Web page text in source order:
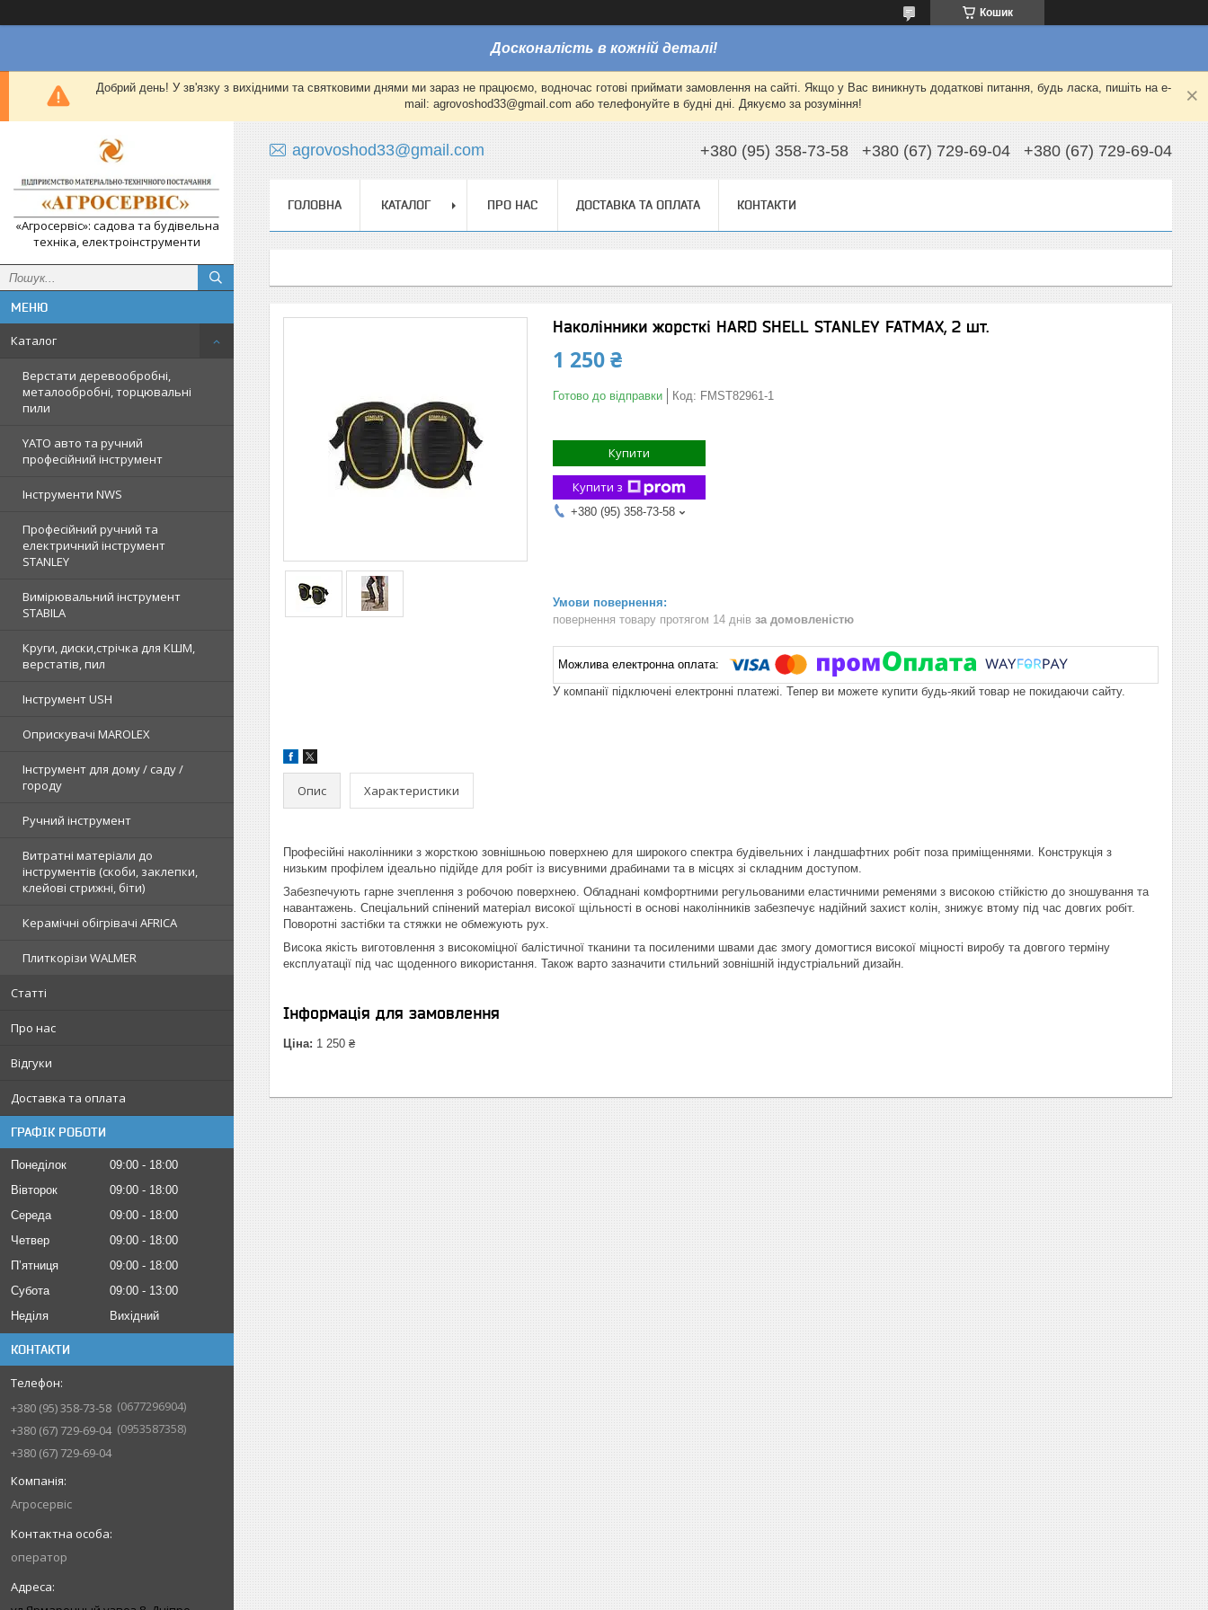
Кошик
Досконалість в кожній деталі!
Добрий день! У зв'язку з вихідними та святковими днями ми зараз не працюємо, водночас готові приймати замовлення на сайті. Якщо у Вас виникнуть додаткові питання, будь ласка, пишіть на e-
mail: agrovoshod33@gmail.com або телефонуйте в будні дні. Дякуємо за розуміння!
«Агросервіс»: садова та будівельна
техніка, електроінструменти
Каталог
Верстати деревообробні,
металообробні, торцювальні
пили
YATO авто та ручний
професійний інструмент
Інструменти NWS
Професійний ручний та
електричний інструмент
STANLEY
Вимірювальний інструмент
STABILA
Круги, диски,стрічка для КШМ,
верстатів, пил
Інструмент USH
Оприскувачі MAROLEX
Інструмент для дому / саду /
городу
Ручний інструмент
Витратні матеріали до
інструментів (скоби, заклепки,
клейові стрижні, біти)
Керамічні обігрівачі AFRICA
Плиткорізи WALMER
Статті
Про нас
Відгуки
Доставка та оплата
ГРАФІК РОБОТИ
Понеділок 09:00
18:00
Вівторок
09:00
18:00
Середа
09:00
18:00
Четвер
09:00
18:00
Пʼятниця
09:00
18:00
Субота
09:00
13:00
Неділя
Вихідний
КОНТАКТИ
+380 (95) 358-73-58
0677296904
+380 (67) 729-69-04
0953587358
+380 (67) 729-69-04
Агросервіс
оператор
agrovoshod33@gmail.com +380 (95) 358-73-58 +380 (67) 729-69-04 +380 (67) 729-69-04
ГОЛОВНА КАТАЛОГ ПРО НАС ДОСТАВКА ТА ОПЛАТА КОНТАКТИ
Наколінники жорсткі HARD SHELL STANLEY FATMAX, 2 шт.
1 250 ₴
Готово до відправки Код: FMST82961-1
Купити
Купити з
+380 (95) 358-73-58
повернення товару протягом 14 днів за домовленістю
У компанії підключені електронні платежі. Тепер ви можете купити будь-який товар не покидаючи сайту.
Опис Характеристики
Професійні наколінники з жорсткою зовнішньою поверхнею для широкого спектра будівельних і ландшафтних робіт поза приміщеннями. Конструкція з
низьким профілем ідеально підійде для робіт із висувними драбинами та в місцях зі складним доступом.
Забезпечують гарне зчеплення з робочою поверхнею. Обладнані комфортними регульованими еластичними ременями з високою стійкістю до зношування та
навантажень. Спеціальний спінений матеріал високої щільності в основі наколінників забезпечує надійний захист колін, знижує втому під час довгих робіт.
Поворотні застібки та стяжки не обмежують рух.
Висока якість виготовлення з високоміцної балістичної тканини та посиленими швами дає змогу домогтися високої міцності виробу та довгого терміну
експлуатації під час щоденного використання. Також варто зазначити стильний зовнішній індустріальний дизайн.
Інформація для замовлення
Ціна: 1 250 ₴